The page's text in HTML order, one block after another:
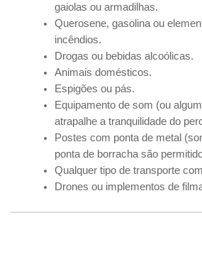
gaiolas ou armadilhas.
Querosene, gasolina ou
incêndios.
Drogas ou bebidas alcoólicas.
Animais domésticos.
Espigões ou pás.
Equipamento de som (ou
atrapalhe a tranquilidade do
Postes com ponta de metal
ponta de borracha são
Qualquer tipo de transporte
Drones ou implementos de